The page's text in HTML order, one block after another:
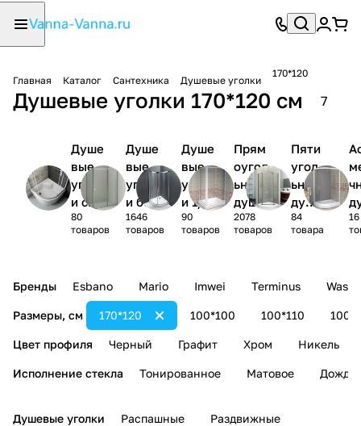
Главная Каталог Сантехника Душевые уголки
170*120
Душевые уголки 170*120 см 7
Душе
вые
уголк
и с
поддо
ном
80
товаров
Душе
вые
уголк
и без
поддо
на
1646
товаров
Душе
вые
уголк
и 1/4
круга
90
товаров
Прям
оугол
ьные
душев
ые
уголк
2078
товаров
Пяти
угол
ьные
душе
вые
угол
84
товара
16
Бренды Esbano Mario Imwei Terminus
Размеры, см 100*100 100*110
170*120
Цвет профиля Черный Графит Хром Никель
Исполнение стекла Тонированное Матовое Дождь
Душевые уголки Распашные Раздвижные